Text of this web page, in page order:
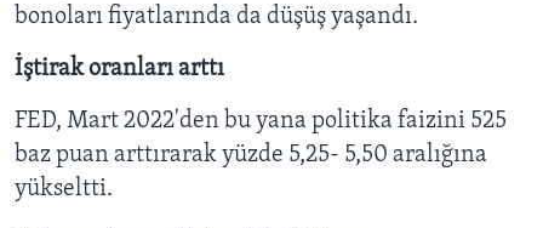
bonoları fiyatlarında da düşüş yaşandı.
İştirak oranları arttı
FED, Mart 2022'den bu yana politika faizini 525
baz puan arttırarak yüzde 5,25- 5,50 aralığına
yükseltti.